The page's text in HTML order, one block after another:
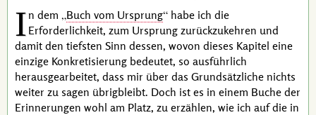
I n dem Buch vom Ursprung habe ich die
Erforderlichkeit, zum Ursprung zurückzukehren und
damit den tiefsten Sinn dessen, wovon dieses Kapitel eine
einzige Konkretisierung bedeutet, so ausführlich
herausgearbeitet, dass mir über das Grundsätzliche nichts
weiter zu sagen übrigbleibt. Doch ist es in einem Buche der
Erinnerungen wohl am Platz, zu erzählen, wie ich auf die in